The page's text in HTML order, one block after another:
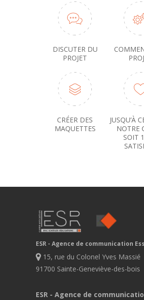
DISCUTER DU
PROJET
CRÉER DES
MAQUETTES
JUSQU’À
NOTRE
SOIT
ESR - Agence de communication
15, rue du Colonel Yves Massié
91700 Sainte-Geneviève-des-bois
ESR - Agence de